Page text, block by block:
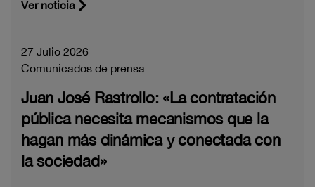
Ver noticia
27 Julio 2026
Comunicados de prensa
Juan José Rastrollo: «La contratación
pública necesita mecanismos que la
hagan más dinámica y conectada con
la sociedad»